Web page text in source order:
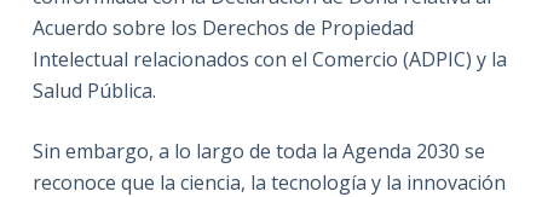
Acuerdo sobre los Derechos de Propiedad
Intelectual relacionados con el Comercio (ADPIC) y la
Salud Pública.
Sin embargo, a lo largo de toda la Agenda 2030 se
reconoce que la ciencia, la tecnología y la innovación